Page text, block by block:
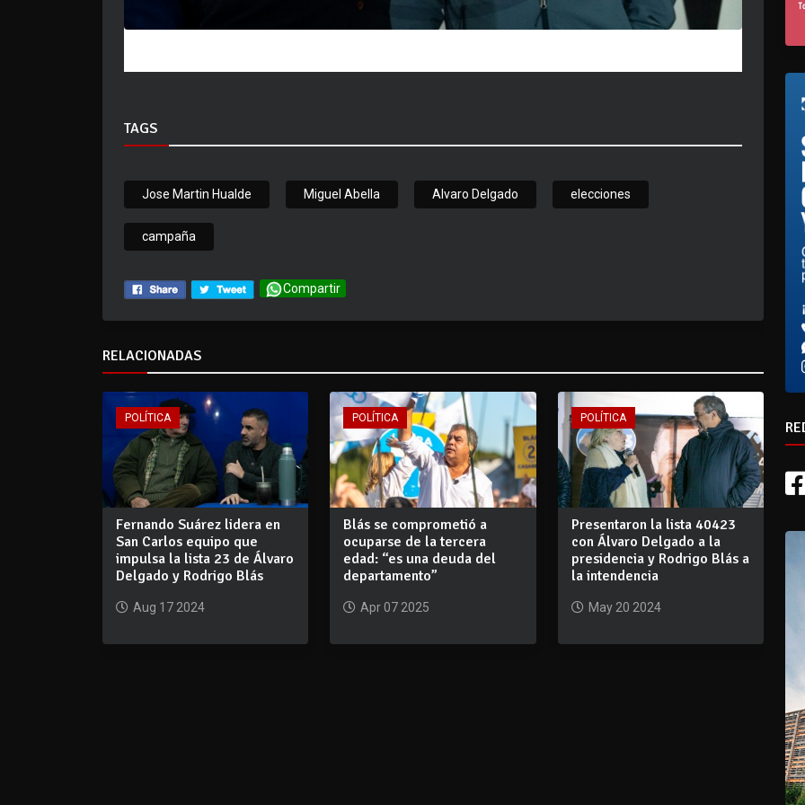
TAGS
Jose Martin Hualde Miguel Abella Alvaro Delgado elecciones
campaña
Compartir
RELACIONADAS
POLÍTICA
Fernando Suárez lidera en
San Carlos equipo que
impulsa la lista 23 de Álvaro
Delgado y Rodrigo Blás
Aug 17 2024
POLÍTICA
Blás se comprometió a
ocuparse de la tercera
edad: “es una deuda del
departamento”
Apr 07 2025
POLÍTICA
Presentaron la lista 40423
con Álvaro Delgado a la
presidencia y Rodrigo Blás a
la intendencia
May 20 2024